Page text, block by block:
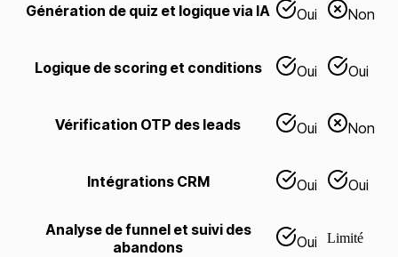
Génération de quiz et logique via IA Oui Non
Logique de scoring et conditions Oui Oui
Vérification OTP des leads Oui Non
Intégrations CRM Oui Oui
Analyse de funnel et suivi des
abandons
Oui Limité